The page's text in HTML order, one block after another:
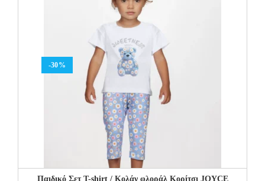
-30%
Παιδικό Σετ T-shirt / Κολάν φλοράλ Κορίτσι JOYCE